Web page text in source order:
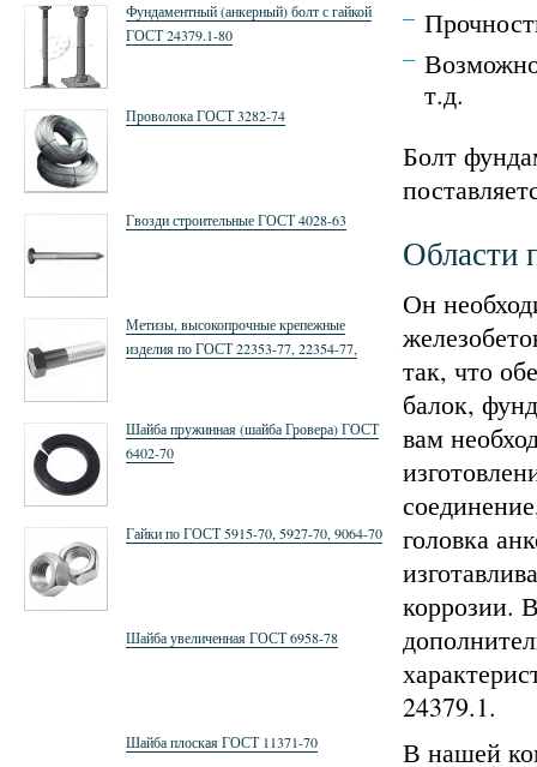
Фундаментный (анкерный) болт с гайкой
ГОСТ 24379.1-80
Проволока ГОСТ 3282-74
Гвозди строительные ГОСТ 4028-63
Метизы, высокопрочные крепежные
изделия по ГОСТ 22353-77, 22354-77,
Шайба пружинная (шайба Гровера) ГОСТ
6402-70
Гайки по ГОСТ 5915-70, 5927-70, 9064-70
Шайба увеличенная ГОСТ 6958-78
Шайба плоская ГОСТ 11371-70
т.д.
Болт
Области
Он
так, что
балок,
вам
головка
коррозии.
24379.1.
В нашей